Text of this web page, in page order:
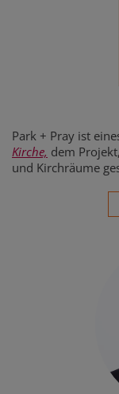
Park + Pray ist
Kirche, dem
und Kirchräume